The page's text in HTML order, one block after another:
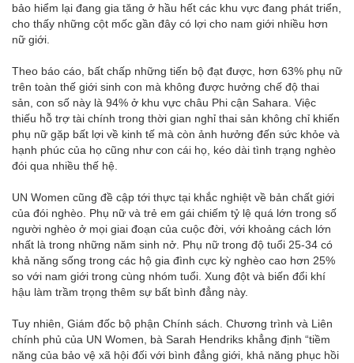
bảo hiểm lại đang gia tăng ở hầu hết các khu vực đang phát triển,
cho thấy những cột mốc gần đây có lợi cho nam giới nhiều hơn
nữ giới.
Theo báo cáo, bất chấp những tiến bộ đạt được, hơn 63% phụ nữ
trên toàn thế giới sinh con mà không được hưởng chế độ thai
sản, con số này là 94% ở khu vực châu Phi cận Sahara. Việc
thiếu hỗ trợ tài chính trong thời gian nghỉ thai sản không chỉ khiến
phụ nữ gặp bất lợi về kinh tế mà còn ảnh hưởng đến sức khỏe và
hạnh phúc của họ cũng như con cái họ, kéo dài tình trạng nghèo
đói qua nhiều thế hệ.
UN Women cũng đề cập tới thực tại khắc nghiệt về bản chất giới
của đói nghèo. Phụ nữ và trẻ em gái chiếm tỷ lệ quá lớn trong số
người nghèo ở mọi giai đoạn của cuộc đời, với khoảng cách lớn
nhất là trong những năm sinh nở. Phụ nữ trong độ tuổi 25-34 có
khả năng sống trong các hộ gia đình cực kỳ nghèo cao hơn 25%
so với nam giới trong cùng nhóm tuổi. Xung đột và biến đổi khí
hậu làm trầm trọng thêm sự bất bình đẳng này.
Tuy nhiên, Giám đốc bộ phận Chính sách. Chương trình và Liên
chính phủ của UN Women, bà Sarah Hendriks khẳng định “tiềm
năng của bảo vệ xã hội đối với bình đẳng giới, khả năng phục hồi